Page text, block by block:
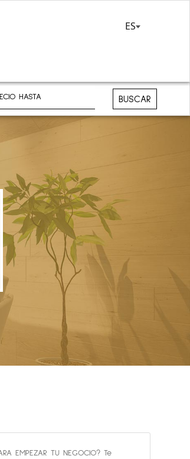
ES
BUSCAR
EMPEZAR TU NEGOCIO? Te